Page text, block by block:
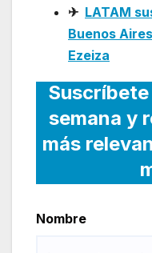
✈ LATAM
Buenos
Ezeiza
semana y
más
Nombre